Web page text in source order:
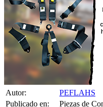
PEFLAHS
Publicado en:
Piezas de
Publicado el:
04-Feb-2018